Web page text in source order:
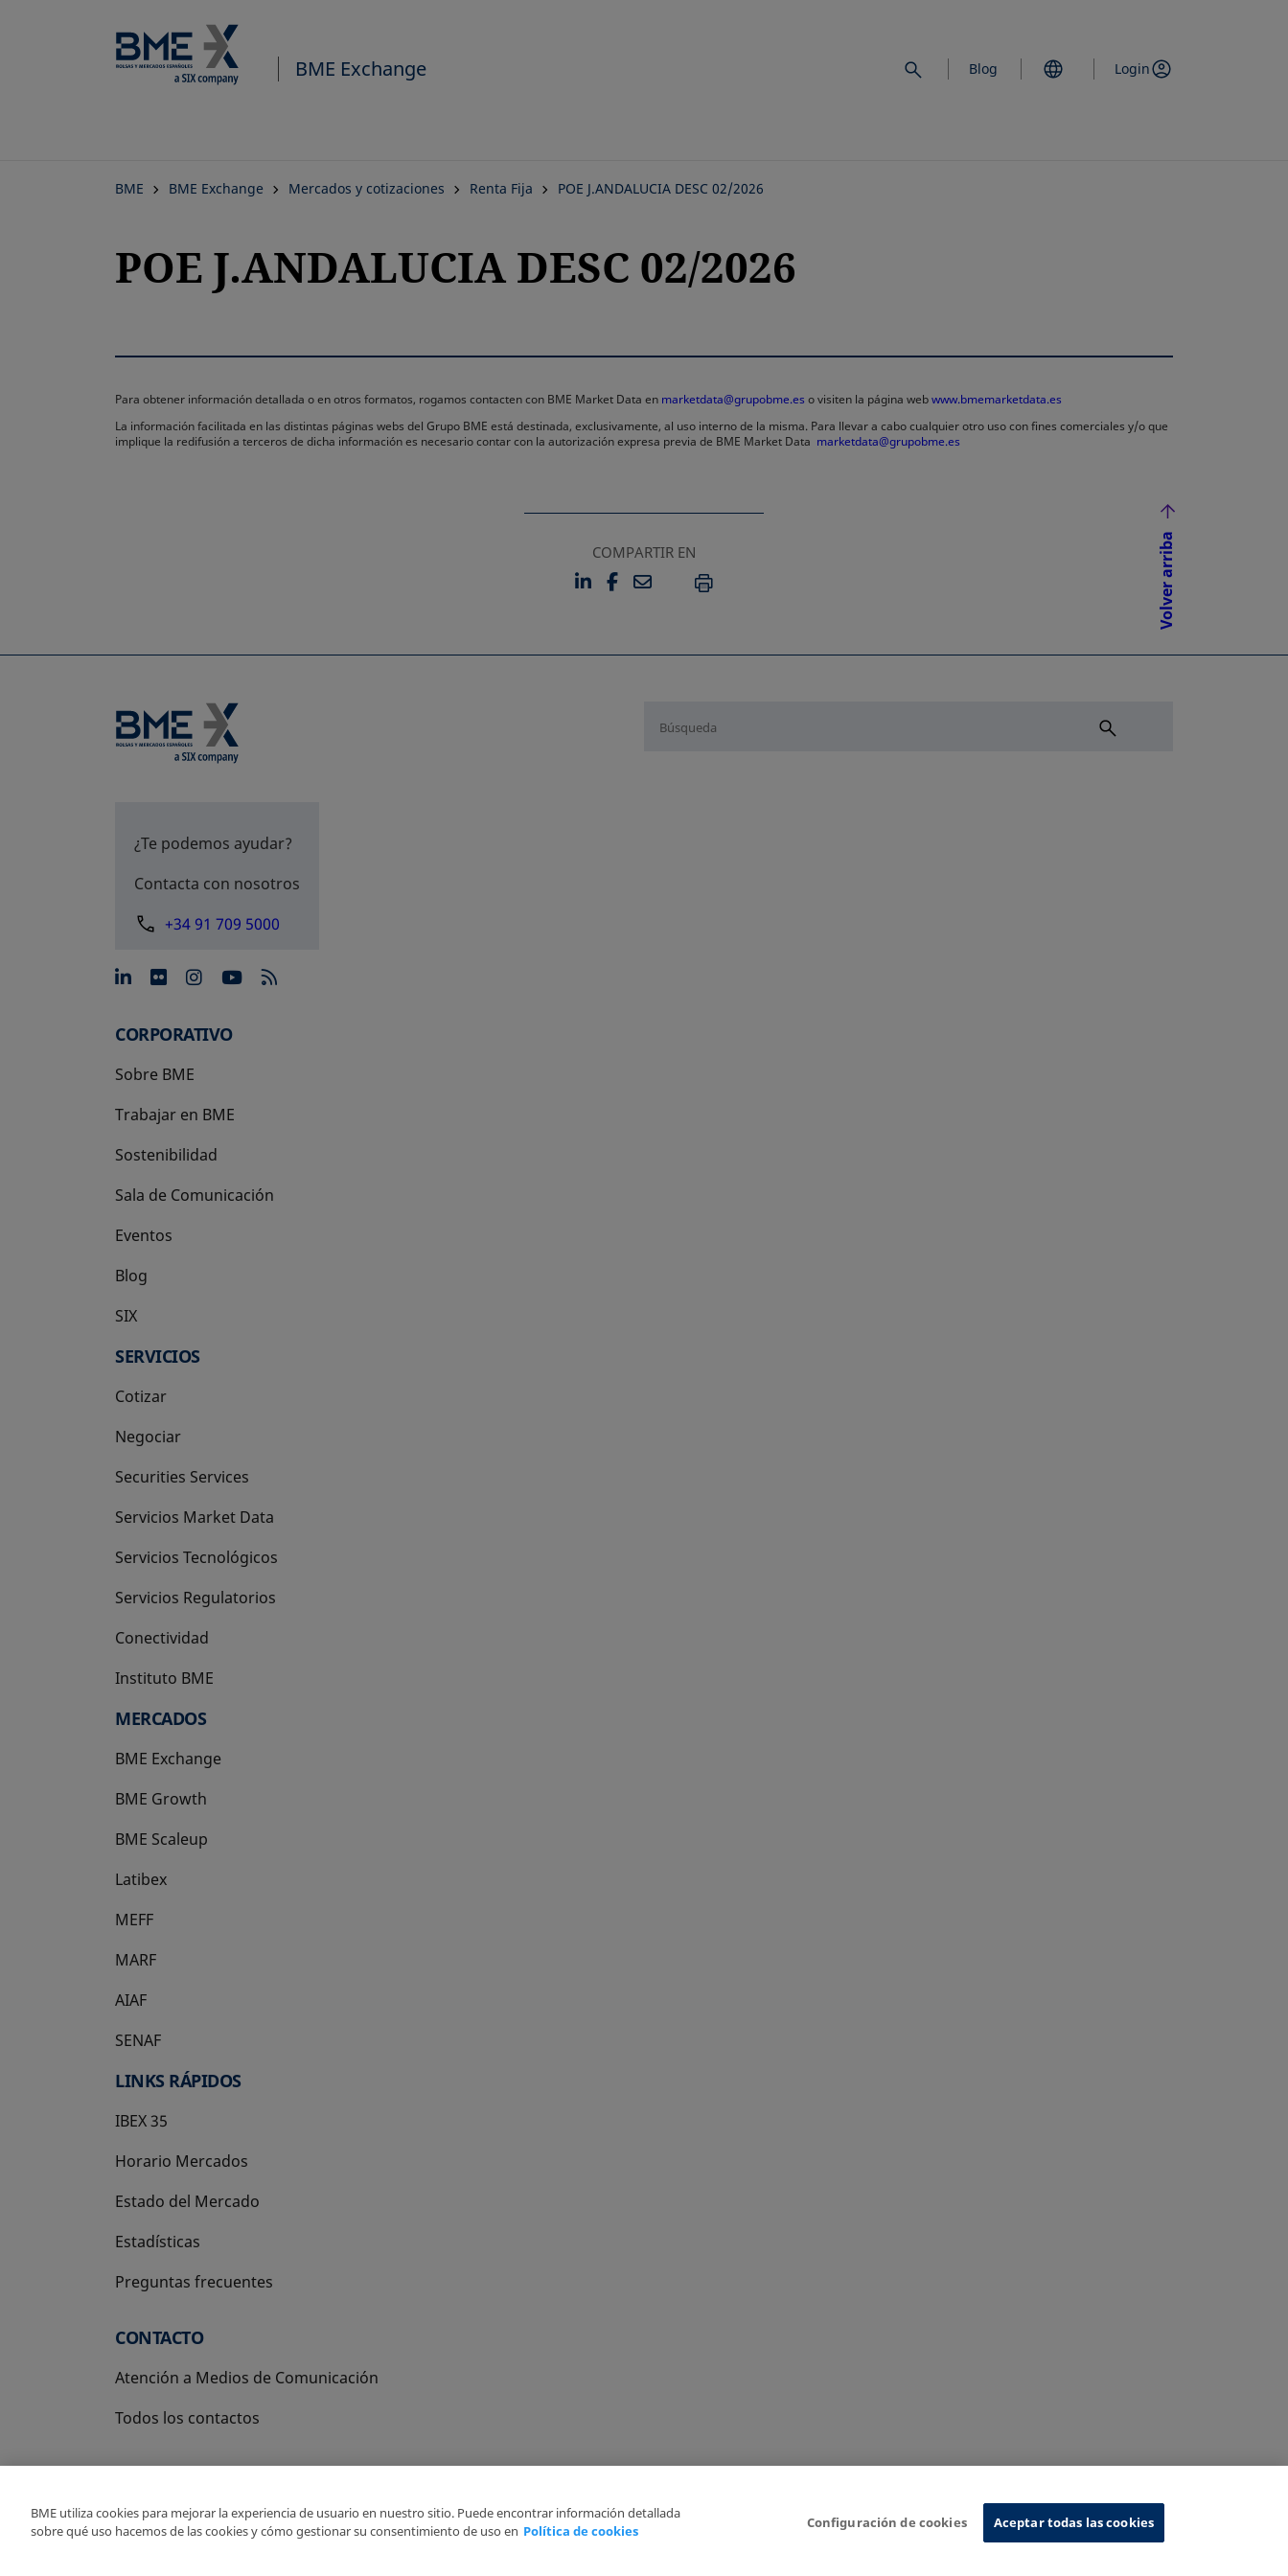
BME Exchange Blog Login
BME BME Exchange Mercados y cotizaciones Renta Fija POE J.ANDALUCIA DESC 02/2026
POE J.ANDALUCIA DESC 02/2026
Para obtener información detallada o en otros formatos, rogamos contacten con BME Market Data en marketdata@grupobme.es o visiten la página webwww.bmemarketdata.es
La información facilitada en las distintas páginas webs del Grupo BME está destinada, exclusivamente, al uso interno de la misma. Para llevar a cabo cualquier otro uso con fines comerciales y/o que
implique la redifusión a terceros de dicha información es necesario contar con la autorización expresa previa de BME Market Data marketdata@grupobme.es
COMPARTIR EN
LINKEDIN
SE ABRE EN UNA PESTAÑA NUEVA
FACEBOOK
SE ABRE EN UNA PESTAÑA NUEVA
EMAILIMPRIMIR Volver arriba
¿Te podemos ayudar?
Contacta con nosotros
+34 91 709 5000
se abre en una pestaña nueva
se abre en una pestaña nueva
se abre en una pestaña nueva
se abre en una pestaña nueva
CORPORATIVO
Sobre BME
Trabajar en BME
Sostenibilidad
Sala de Comunicación
Eventos
Blog
SIX
se abre en una pestaña nueva
SERVICIOS
Cotizar
Negociar
Securities Services
Servicios Market Data
Servicios Tecnológicos
Servicios Regulatorios
Conectividad
Instituto BME
se abre en una pestaña nueva
MERCADOS
BME Exchange
BME Growth
se abre en una pestaña nueva
BME Scaleup
se abre en una pestaña nueva
Latibex
se abre en una pestaña nueva
MEFF
se abre en una pestaña nueva
MARF
AIAF
SENAF
LINKS RÁPIDOS
IBEX 35
Horario Mercados
Estado del Mercado
Estadísticas
Preguntas frecuentes
CONTACTO
Atención a Medios de Comunicación
Todos los contactos
Copyright Ⓒ BME 2026 Sistema de Información
BME utiliza cookies para mejorar la experiencia de usuario en nuestro sitio. Puede encontrar información detallada
sobre qué uso hacemos de las cookies y cómo gestionar su consentimiento de uso en Política de cookies
Configuración de cookies Aceptar todas las cookies